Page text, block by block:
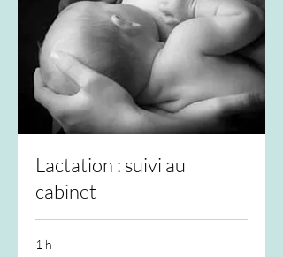
Lactation : suivi au
cabinet
1 h